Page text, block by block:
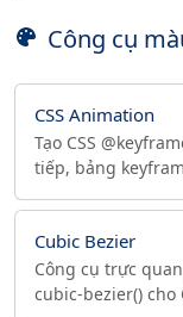
Công cụ
CSS Animation
Tạo CSS
tiếp, bảng
Cubic Bezier
Công cụ trực
cubic-bezier() cho